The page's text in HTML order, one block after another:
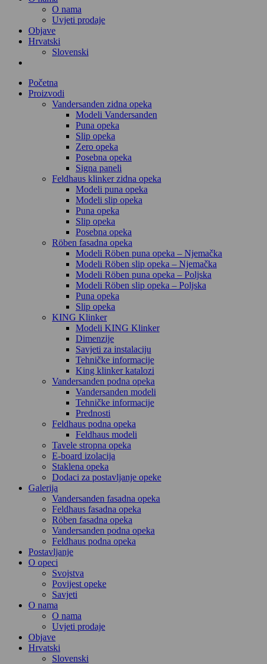
O nama
Uvjeti prodaje
Objave
Hrvatski
Slovenski
Početna
Proizvodi
Vandersanden zidna opeka
Modeli Vandersanden
Puna opeka
Slip opeka
Zero opeka
Posebna opeka
Signa paneli
Feldhaus klinker zidna opeka
Modeli puna opeka
Modeli slip opeka
Puna opeka
Slip opeka
Posebna opeka
Röben fasadna opeka
Modeli Röben puna opeka – Njemačka
Modeli Röben slip opeka – Njemačka
Modeli Röben puna opeka – Poljska
Modeli Röben slip opeka – Poljska
Puna opeka
Slip opeka
KING Klinker
Modeli KING Klinker
Dimenzije
Savjeti za instalaciju
Tehničke informacije
King klinker katalozi
Vandersanden podna opeka
Vandersanden modeli
Tehničke informacije
Prednosti
Feldhaus podna opeka
Feldhaus modeli
Tavele stropna opeka
E-board izolacija
Staklena opeka
Dodaci za postavljanje opeke
Galerija
Vandersanden fasadna opeka
Feldhaus fasadna opeka
Röben fasadna opeka
Vandersanden podna opeka
Feldhaus podna opeka
Postavljanje
O opeci
Svojstva
Povijest opeke
Savjeti
O nama
O nama
Uvjeti prodaje
Objave
Hrvatski
Slovenski